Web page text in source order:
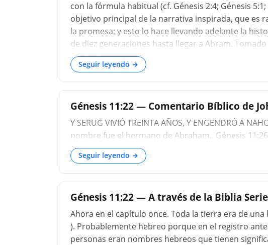
con la fórmula habitual (cf. Génesis 2:4; Génesis
objetivo principal de la narrativa inspirada, que es
la promesa; y esto lo hace llevando adelante la
de diez generaciones hasta llegar a Abram.
Seguir leyendo →
Génesis 11:22 — Comentario Bíblico de
Y SERUG VIVIÓ TREINTA AÑOS, Y ENGENDRÓ A
nombre fue el hermano de Abraham,. Génesis
Seguir leyendo →
Génesis 11:22 — A través de la Biblia
Ahora en el capítulo once. Toda la tierra era de una
). Probablemente hebreo porque en el registro
personas eran nombres hebreos que tienen